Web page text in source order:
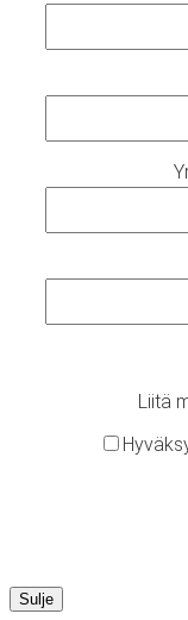
Liitä
Sulje